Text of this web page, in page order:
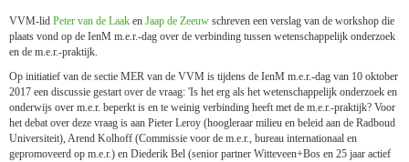
VVM-lid Peter van de Laak en Jaap de Zeeuw schreven een verslag van de workshop die
plaats vond op de IenM m.e.r.-dag over de verbinding tussen wetenschappelijk onderzoek
en de m.e.r.-praktijk.
Op initiatief van de sectie MER van de VVM is tijdens de IenM m.e.r.-dag van 10 oktober
2017 een discussie gestart over de vraag: 'Is het erg als het wetenschappelijk onderzoek en
onderwijs over m.e.r. beperkt is en te weinig verbinding heeft met de m.e.r.-praktijk? Voor
het debat over deze vraag is aan Pieter Leroy (hoogleraar milieu en beleid aan de Radboud
Universiteit), Arend Kolhoff (Commissie voor de m.e.r., bureau internationaal en
gepromoveerd op m.e.r.) en Diederik Bel (senior partner Witteveen+Bos en 25 jaar actief